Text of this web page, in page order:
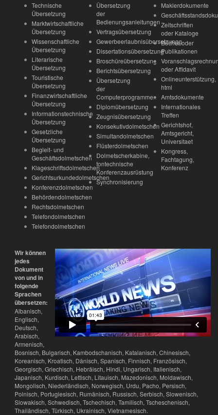
Technische
Übersetzung
Marktwirtschaftliche
Übersetzung
Wissenschaftliche
Übersetzung
Literarische
Übersetzung
Touristische
Übersetzung
Finanzwirtschaftliche
Übersetzung
Informationstechnische
Übersetzung
Gesetzliche
Übersetzung
Begleit- und
Geschäftsdolmetschen
Klageschriftsdolmetschen
Gerichtsurkundedolmetschen
Konferenzdolmetschen
Behördendolmetschen
Rechtsdolmetschen
Telefondolmetschen
Telefondolmetschen
Übersetzung
der
Bedienungsanleitungen
Vertragsübersetzung
Gewerbeerlaubnisübersetzungg
Dissertationsübersetzung
Broschüreübersetzung
Berichtsübersetzung
Übersetzung
der
Computerprogrammen
Diplomübersetzung
Zeugnisübersetzung
Konsekutivdolmetschen
Simultandolmetschen
Flüsterdolmetschen
Dolmetscherkabine,
tontechnische
Konferenzausrüstung
Synchronisierung
Maklerdokumente
Zeitschriften
oder Kataloge
Bücher oder
Publikationen
oder Affidavit
Onlineunterstützung,
html
Amtsdokumente
Internationales
Treffen
Gerichtshof,
Amtsgericht,
Universitaet
Kongress,
Fachtagung,
Konferenz
Wir können
jedes
Dokument
von und in
folgende
Sprachen
übersetzen:
Albanisch,
Englisch,
Deutsch,
Arabisch,
Armenisch,
Bosnisch, Bulgarisch, Kambodschanisch, Katalanisch, Chinesisch,
Koreanisch, Kroatisch, Dänisch, Spanisch, Finnisch, Französisch,
Georgisch, Griechisch, Hebräisch, Hindi, Ungarisch, Italienisch,
Japanisch, Kurdisch, Lettisch, Litauisch, Mazedonisch, Moldawisch,
Mongolisch, Niederländisch, Norwegisch, Urdu, Pacho, Persisch,
Polnisch, Portugiesisch, Rumänisch, Russisch, Serbisch, Slowenisch,
Slowakisch, Schwedisch, Tschechisch, Tamilisch, Tscheschenisch,
Thailändisch, Türkisch, Ukrainisch, Vietnamesisch.